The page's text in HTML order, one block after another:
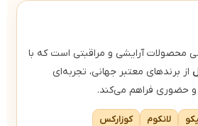
محصولات آرایشی و مراقبتی است که با
از برندهای معتبر جهانی، تجربه‌ای
و حضوری فراهم می‌کند.
لانکوم
کوزارکس